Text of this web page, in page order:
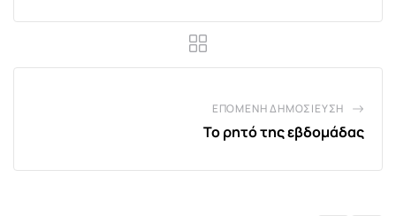
ΕΠΌΜΕΝΗ ΔΗΜΟΣΊΕΥΣΗ
Το ρητό της εβδομάδας